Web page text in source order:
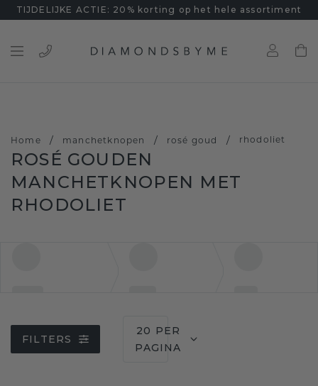
TIJDELIJKE ACTIE: 20% korting op het hele assortiment
Home / manchetknopen / rosé goud / rhodoliet
ROSÉ GOUDEN
MANCHETKNOPEN MET
RHODOLIET
FILTERS
20 PER
PAGINA